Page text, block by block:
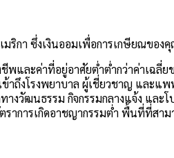
มริกา ซึ่งเงินออมเพื่อการเกษียณข
ชีพและค่าที่อยู่อาศัยต่ำต่ำกว่าค่าเฉลี่ย
ข้าถึงโรงพยาบาล ผู้เชี่ยวชาญ และแ
างวัฒนธรรม กิจกรรมกลางแจ้ง แล
ราการเกิดอาชญากรรมต่ำ พื้นที่ที่ส